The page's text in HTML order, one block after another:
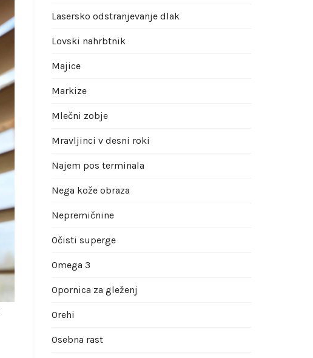
Lasersko odstranjevanje dlak
Lovski nahrbtnik
Majice
Markize
Mlečni zobje
Mravljinci v desni roki
Najem pos terminala
Nega kože obraza
Nepremičnine
Očisti superge
Omega 3
Opornica za gleženj
Orehi
Osebna rast